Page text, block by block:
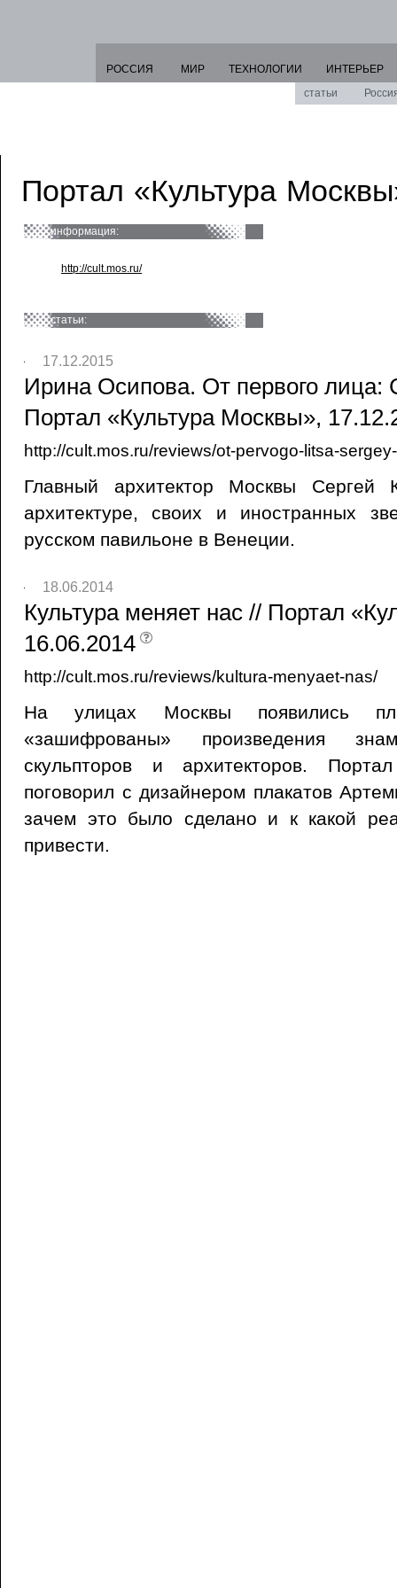
РОССИЯ МИР ТЕХНОЛОГИИ
ИНТЕРЬЕР
статьи
Портал «Культура
информация:
http://cult.mos.ru/
статьи:
17.12.2015
Ирина Осипова. От первого лица:
Портал «Культура Москвы»,
http://cult.mos.ru/reviews/ot-pervogo-litsa-
Главный архитектор Москвы
архитектуре, своих и иностранных
русском павильоне в Венеции.
18.06.2014
Культура меняет нас // Портал
16.06.2014
http://cult.mos.ru/reviews/kultura-menyaet-nas/
На улицах Москвы появились
«зашифрованы» произведения
скульпторов и архитекторов.
поговорил с дизайнером плакатов
зачем это было сделано и к какой
привести.